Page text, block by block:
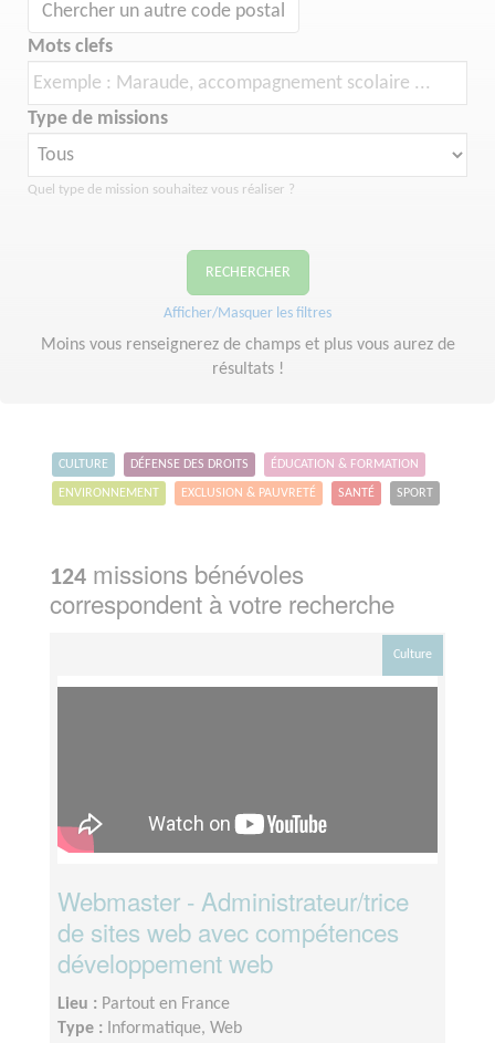
Chercher un autre code postal
Mots clefs
Type de missions
Quel type de mission souhaitez vous réaliser ?
RECHERCHER
Afficher/Masquer les filtres
Moins vous renseignerez de champs et plus vous aurez de
résultats !
CULTURE DÉFENSE DES DROITS ÉDUCATION & FORMATION
ENVIRONNEMENT EXCLUSION & PAUVRETÉ SANTÉ SPORT
124 missions bénévoles
correspondent à votre recherche
Culture
Webmaster - Administrateur/trice
de sites web avec compétences
développement web
Lieu : Partout en France
Type :
Informatique, Web